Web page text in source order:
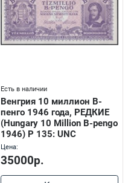
Есть в наличии
Венгрия 10 миллион В-
пенго 1946 года, РЕДКИЕ
(Hungary 10 Million B-pengo
1946) P 135: UNC
Цена:
35000р.